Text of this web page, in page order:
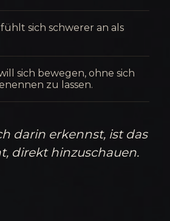
sich schwerer an als
sich bewegen, ohne sich
zu lassen.
darin erkennst, ist das
direkt hinzuschauen.